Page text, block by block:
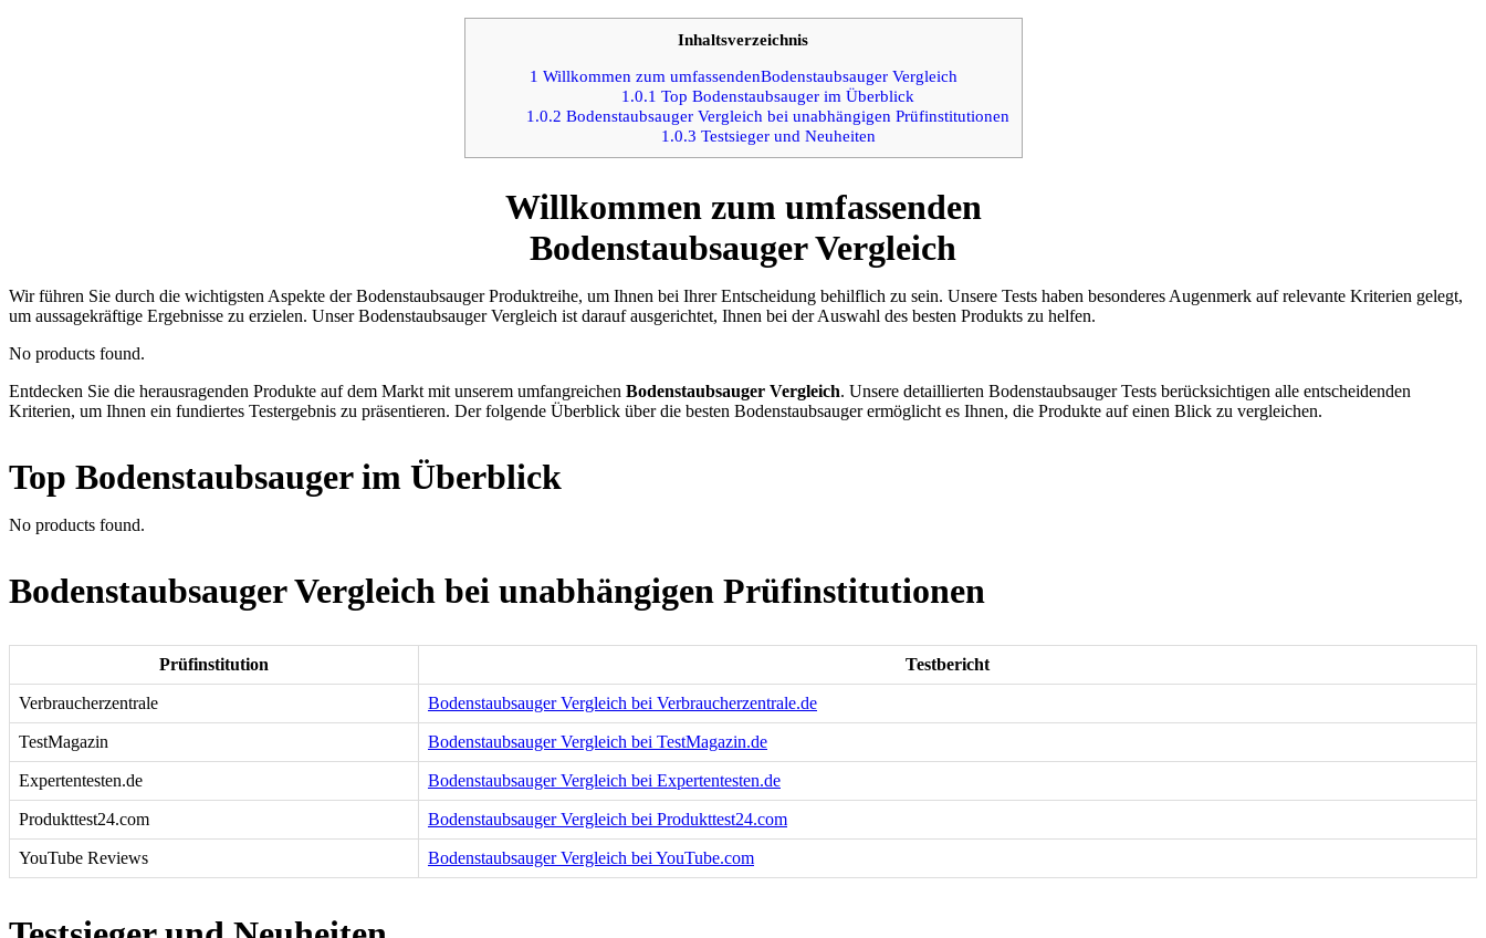
Inhaltsverzeichnis
1 Willkommen zum umfassendenBodenstaubsauger Vergleich
1.0.1 Top Bodenstaubsauger im Überblick
1.0.2 Bodenstaubsauger Vergleich bei unabhängigen Prüfinstitutionen
1.0.3 Testsieger und Neuheiten
Willkommen zum umfassenden
Bodenstaubsauger Vergleich
Wir führen Sie durch die wichtigsten Aspekte der Bodenstaubsauger Produktreihe, um Ihnen bei Ihrer Entscheidung behilflich zu sein. Unsere Tests haben besonderes Augenmerk auf relevante Kriterien gelegt,
um aussagekräftige Ergebnisse zu erzielen. Unser Bodenstaubsauger Vergleich ist darauf ausgerichtet, Ihnen bei der Auswahl des besten Produkts zu helfen.
No products found.
Entdecken Sie die herausragenden Produkte auf dem Markt mit unserem umfangreichen Bodenstaubsauger Vergleich. Unsere detaillierten Bodenstaubsauger Tests berücksichtigen alle entscheidenden
Kriterien, um Ihnen ein fundiertes Testergebnis zu präsentieren. Der folgende Überblick über die besten Bodenstaubsauger ermöglicht es Ihnen, die Produkte auf einen Blick zu vergleichen.
Top Bodenstaubsauger im Überblick
No products found.
Bodenstaubsauger Vergleich bei unabhängigen Prüfinstitutionen
Prüfinstitution Testbericht
Verbraucherzentrale Bodenstaubsauger Vergleich bei Verbraucherzentrale.de
TestMagazin Bodenstaubsauger Vergleich bei TestMagazin.de
Expertentesten.de Bodenstaubsauger Vergleich bei Expertentesten.de
Produkttest24.com Bodenstaubsauger Vergleich bei Produkttest24.com
YouTube Reviews Bodenstaubsauger Vergleich bei YouTube.com